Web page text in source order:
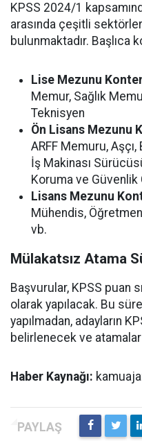
KPSS 2024/1
arasında çeşitli
bulunmaktadır. Başlıca
Lise Mezunu
Memur, Sağlık
Teknisyen
Ön Lisans Mezunu
ARFF Memuru, Aşçı,
İş Makinası
Koruma ve Güvenlik
Lisans Mezunu
Mühendis,
vb.
Mülakatsız Atama
Başvurular, KPSS puan
olarak yapılacak. Bu
yapılmadan, adayların
belirlenecek ve
Haber Kaynağı: